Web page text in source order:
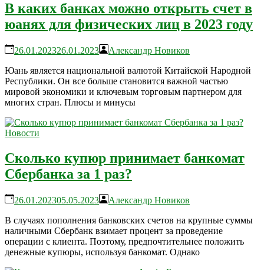
В каких банках можно открыть счет в
юанях для физических лиц в 2023 году
26.01.202326.01.2023
Александр Новиков
Юань является национальной валютой Китайской Народной
Республики. Он все больше становится важной частью
мировой экономики и ключевым торговым партнером для
многих стран. Плюсы и минусы
Новости
Сколько купюр принимает банкомат
Сбербанка за 1 раз?
26.01.202305.05.2023
Александр Новиков
В случаях пополнения банковских счетов на крупные суммы
наличными Сбербанк взимает процент за проведение
операции с клиента. Поэтому, предпочтительнее положить
денежные купюры, используя банкомат. Однако